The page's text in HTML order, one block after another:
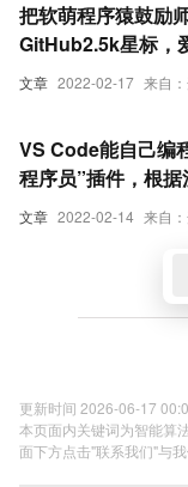
文章 2022-02-17 来自
把软萌程序猿鼓励
GitHub2.5k星标，
文章 2022-02-14 来自
VS Code能自己编
程序员”插件，根
更新时间 2026-06-17
本页面内关键词为智能算
面下方点击"联系我们"与我